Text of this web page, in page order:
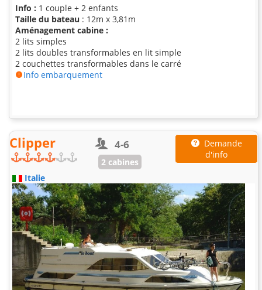
Info : 1 couple + 2 enfants
Taille du bateau : 12m x 3,81m
Aménagement cabine :
2 lits simples
2 lits doubles transformables en lit simple
2 couchettes transformables dans le carré
Info embarquement
Clipper 4-6
2 cabines
Demande
d'info
Italie